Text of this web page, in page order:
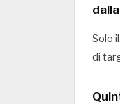
Solo
di